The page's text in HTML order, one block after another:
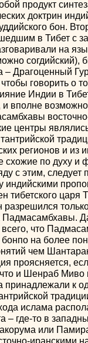
продукт
доктрин
бон.
в Тибет с
на
согдийский),
– Драгоценный
говорить о
Индии в
вполне
центры
регионов и из
схожие по духу и
с этим, следует
индийскими
тибетского царя
разрешился
Падмасамбхавы.
всего, что
бонпо на более
чем
проясняется,
и Шенраб Миво
принадлежали к
ислама
– где-то в
или
иранскими